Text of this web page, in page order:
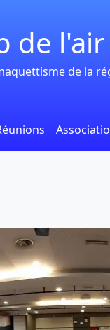
de
de la